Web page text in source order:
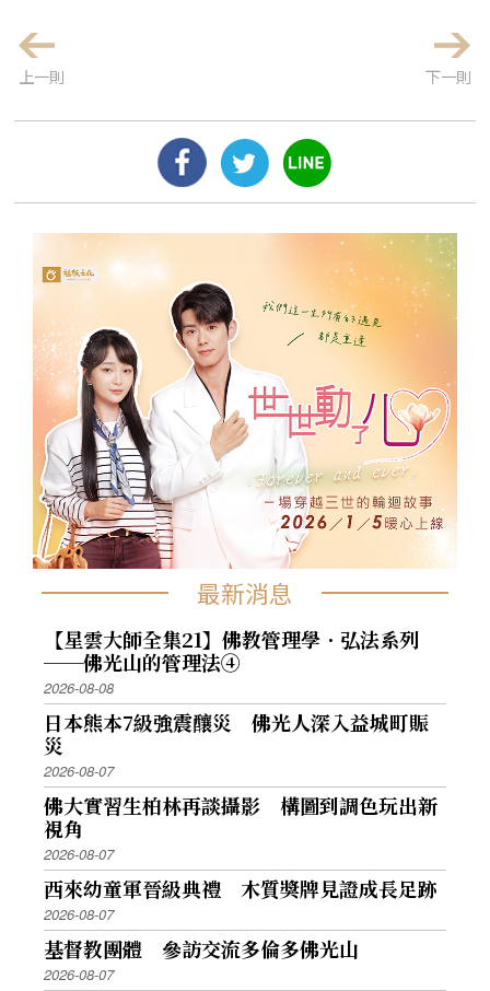
上一則 下一則
最新消息
【星雲大師全集21】佛教管理學．弘法系列
──佛光山的管理法④
2026-08-08
日本熊本7級強震釀災 佛光人深入益城町賑
災
2026-08-07
佛大實習生柏林再談攝影 構圖到調色玩出新
視角
2026-08-07
西來幼童軍晉級典禮 木質獎牌見證成長足跡
2026-08-07
基督教團體 參訪交流多倫多佛光山
2026-08-07